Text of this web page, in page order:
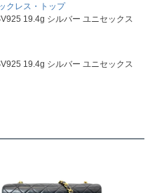
クレス・トップ
19.4g シルバー ユニセックス
19.4g シルバー ユニセックス